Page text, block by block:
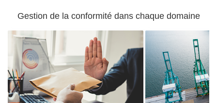
Gestion de la conformité dans chaque domaine